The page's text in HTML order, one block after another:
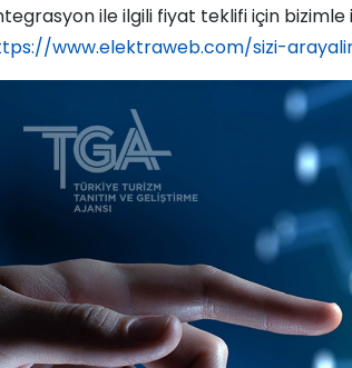
ile ilgili fiyat teklifi için bizimle
www.elektraweb.com/sizi-